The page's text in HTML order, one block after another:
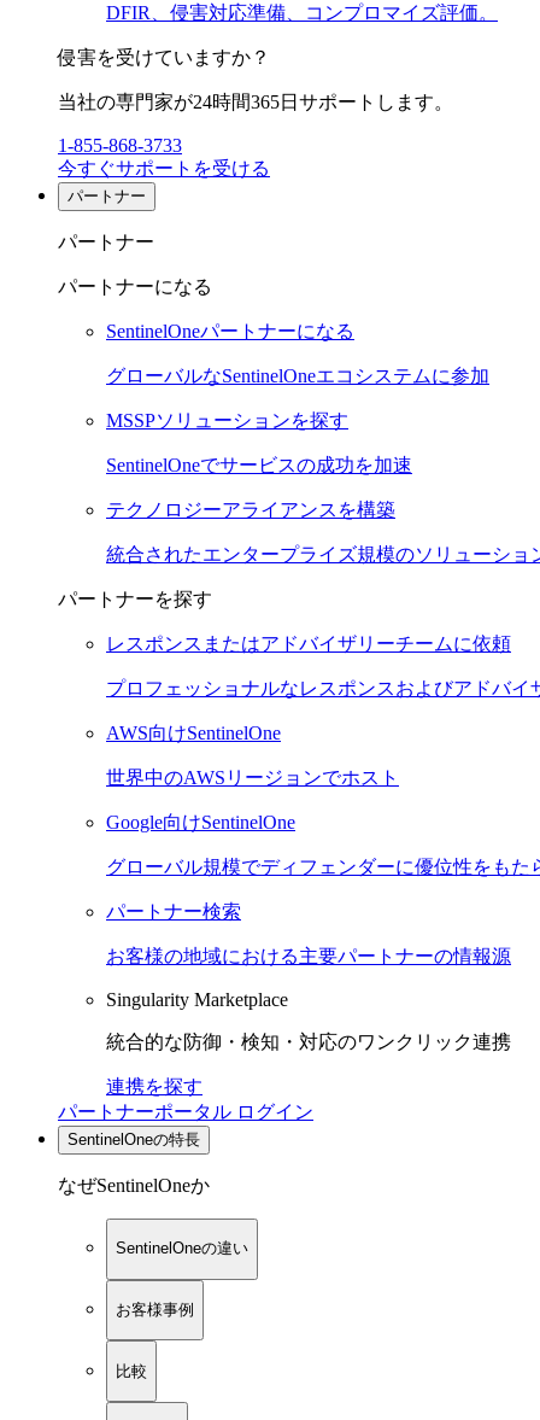
DFIR、侵害対応準備、コンプロマイズ評価。
侵害を受けていますか？
当社の専門家が24時間365日サポートします。
1-855-868-3733
今すぐサポートを受ける
パートナー
パートナー
パートナーになる
SentinelOneパートナーになる
グローバルなSentinelOneエコシステムに参加
MSSPソリューションを探す
SentinelOneでサービスの成功を加速
テクノロジーアライアンスを構築
統合されたエンタープライズ規模のソリューショ
パートナーを探す
レスポンスまたはアドバイザリーチームに依頼
プロフェッショナルなレスポンスおよびアドバイ
AWS向けSentinelOne
世界中のAWSリージョンでホスト
Google向けSentinelOne
グローバル規模でディフェンダーに優位性をもた
パートナー検索
お客様の地域における主要パートナーの情報源
Singularity Marketplace
統合的な防御・検知・対応のワンクリック連携
連携を探す
パートナーポータル ログイン
SentinelOneの特長
なぜSentinelOneか
SentinelOneの違い
お客様事例
比較